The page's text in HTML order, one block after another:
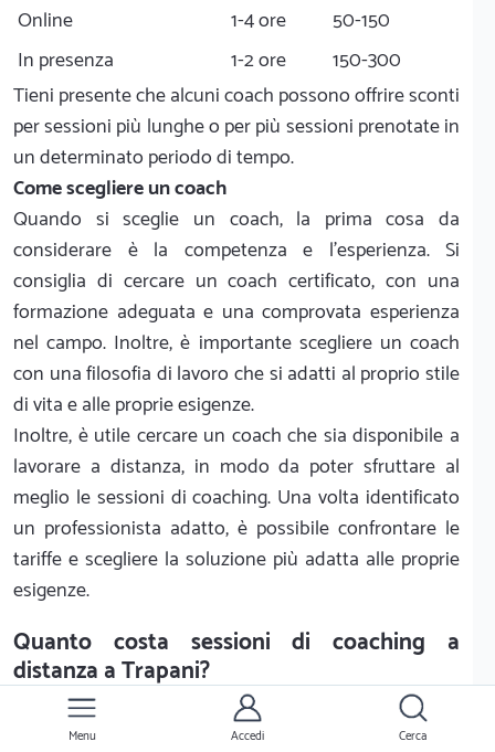
Online
1-4 ore
50-150
In presenza
1-2 ore
150-300
Tieni presente che alcuni coach possono offrire sconti
per sessioni più lunghe o per più sessioni prenotate in
un determinato periodo di tempo.
Come scegliere un coach
Quando si sceglie un coach, la prima cosa da
considerare è la competenza e l’esperienza. Si
consiglia di cercare un coach certificato, con una
formazione adeguata e una comprovata esperienza
nel campo. Inoltre, è importante scegliere un coach
con una filosofia di lavoro che si adatti al proprio stile
di vita e alle proprie esigenze.
Inoltre, è utile cercare un coach che sia disponibile a
lavorare a distanza, in modo da poter sfruttare al
meglio le sessioni di coaching. Una volta identificato
un professionista adatto, è possibile confrontare le
tariffe e scegliere la soluzione più adatta alle proprie
esigenze.
Quanto costa sessioni di coaching a
distanza a Trapani?
Le sessioni di coaching a distanza sono un ottimo
modo per ottenere una consulenza personalizzata su
Menu Accedi Cerca